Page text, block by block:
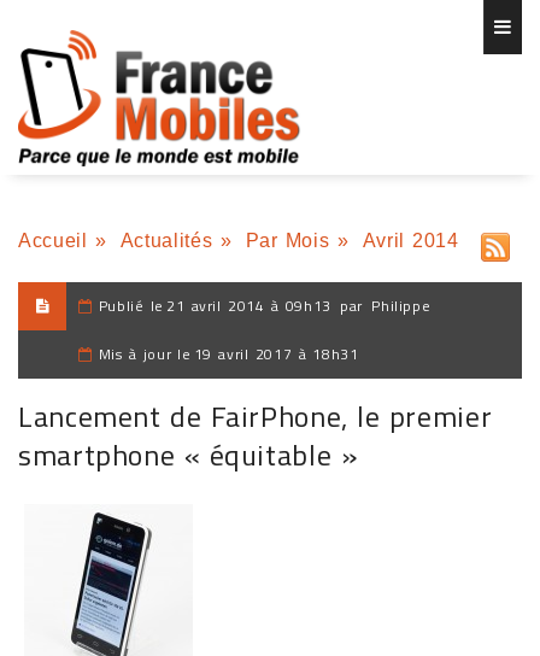
Accueil » Actualités » Par Mois » Avril 2014
Publié le 21 avril 2014 à 09h13 par Philippe
Mis à jour le 19 avril 2017 à 18h31
Lancement de FairPhone, le premier
smartphone « équitable »